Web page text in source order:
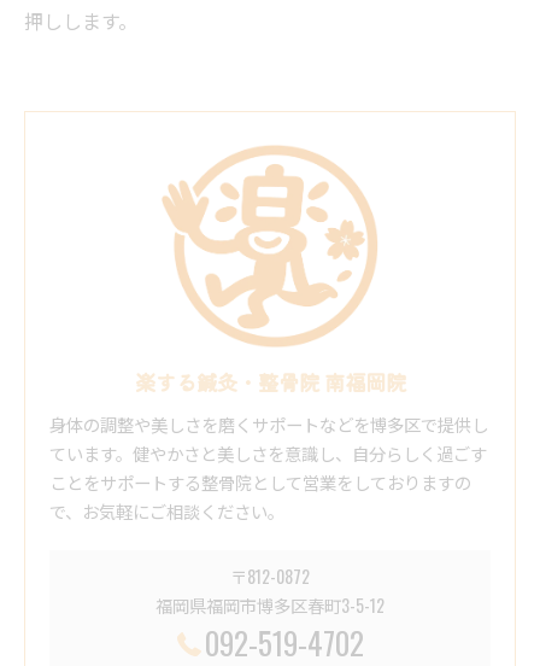
押しします。
楽する鍼灸・整骨院 南福岡院
身体の調整や美しさを磨くサポートなどを博多区で提供し
ています。健やかさと美しさを意識し、自分らしく過ごす
ことをサポートする整骨院として営業をしておりますの
で、お気軽にご相談ください。
〒812-0872
福岡県福岡市博多区春町3-5-12
092-519-4702